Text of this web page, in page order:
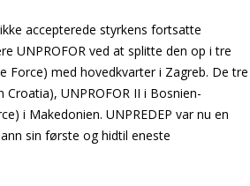
accepterede styrkens fortsatte
UNPROFOR ved at splitte den op i tre
Force) med hovedkvarter i Zagreb. De tre
UNPROFOR II i Bosnien-
i Makedonien. UNPREDEP var nu en
sin første og hidtil eneste